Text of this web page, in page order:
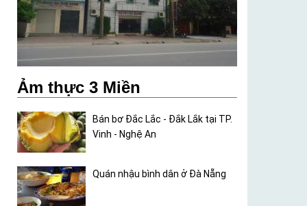
Ảm thực 3 Miền
Bán bơ Đắc Lắc - Đắk Lắk tại TP.
Vinh - Nghệ An
Quán nhậu bình dân ở Đà Nẵng